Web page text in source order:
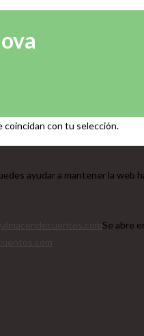
con tu selección.
ayudar a mantener la web
Se abre